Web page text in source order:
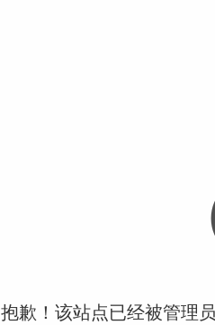
抱歉！该站点已经被管理